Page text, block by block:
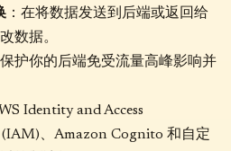
：在将数据发送到后端或返回给
数据。
保护你的后端免受流量高峰影响并
Identity and Access
、Amazon Cognito 和自定